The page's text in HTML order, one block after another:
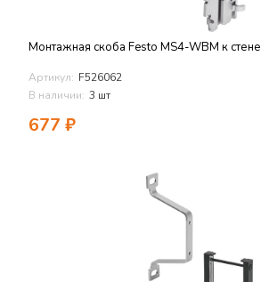
Монтажная скоба Festo MS4-WBM к стене
Артикул: F526062
В наличии: 3 шт
677 ₽